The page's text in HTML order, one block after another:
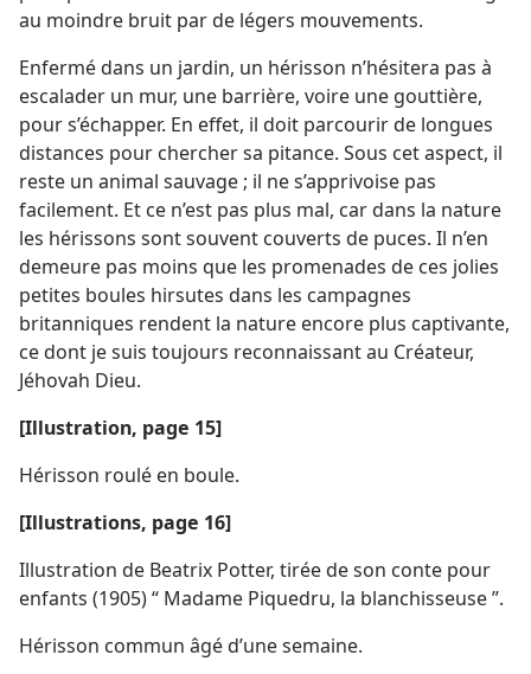
au moindre bruit par de légers mouvements.
Enfermé dans un jardin, un hérisson n’hésitera pas à
escalader un mur, une barrière, voire une gouttière,
pour s’échapper. En effet, il doit parcourir de longues
distances pour chercher sa pitance. Sous cet aspect, il
reste un animal sauvage ; il ne s’apprivoise pas
facilement. Et ce n’est pas plus mal, car dans la nature
les hérissons sont souvent couverts de puces. Il n’en
demeure pas moins que les promenades de ces jolies
petites boules hirsutes dans les campagnes
britanniques rendent la nature encore plus captivante,
ce dont je suis toujours reconnaissant au Créateur,
Jéhovah Dieu.
[Illustration, page 15]
Hérisson roulé en boule.
[Illustrations, page 16]
Illustration de Beatrix Potter, tirée de son conte pour
enfants (1905) “ Madame Piquedru, la blanchisseuse ”.
Hérisson commun âgé d’une semaine.